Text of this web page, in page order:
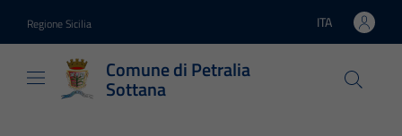
Regione Sicilia Lingua attiva:
ITA
Comune di Petralia
Sottana